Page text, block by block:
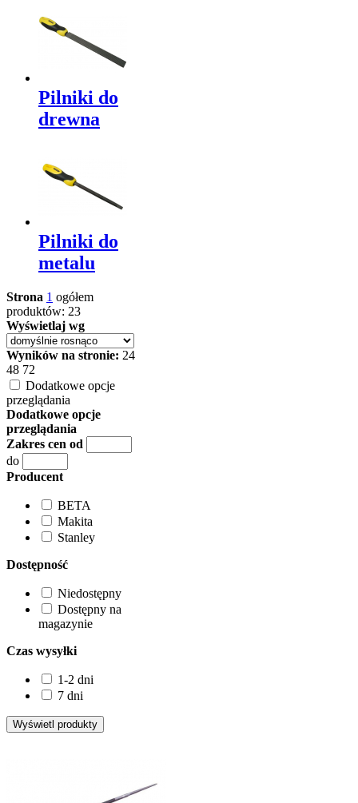
Pilniki do
drewna
Pilniki do
metalu
Strona 1 ogółem
produktów: 23
Wyświetlaj wg
Wyników na stronie: 24
48 72
Dodatkowe opcje
przeglądania
Dodatkowe opcje
przeglądania
Zakres cen od
do
Producent
BETA
Makita
Stanley
Dostępność
Niedostępny
Dostępny na
magazynie
Czas wysyłki
1-2 dni
7 dni